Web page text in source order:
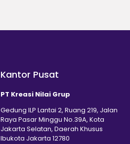
Kantor Pusat
PT Kreasi Nilai Grup
Gedung ILP Lantai 2, Ruang 219, Jalan
Raya Pasar Minggu No.39A, Kota
Jakarta Selatan, Daerah Khusus
Ibukota Jakarta 12780